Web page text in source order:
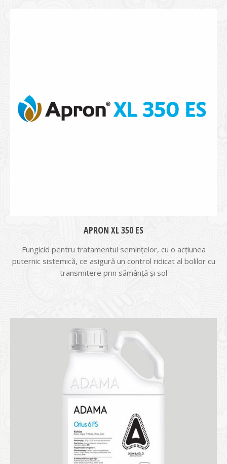
APRON XL 350 ES
Fungicid pentru tratamentul semințelor, cu o acțiunea
puternic sistemică, ce asigură un control ridicat al bolilor cu
transmitere prin sămânță și sol